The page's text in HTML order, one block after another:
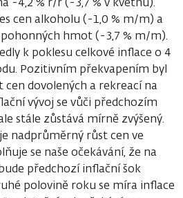
cen alkoholu (-1,0 % m/m) a
hmot (-3,7 % m/m).
k poklesu celkové inflace o 4
Pozitivním překvapením byl
dovolených a rekreací na
vývoj se vůči předchozím
stále zůstává mírně zvýšený.
nadprůměrný růst cen ve
se naše očekávání, že na
předchozí inflační šok
polovině roku se míra inflace